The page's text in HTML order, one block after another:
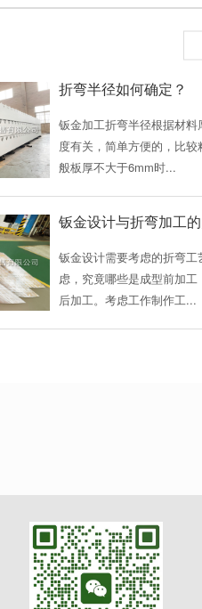
折弯半径如何确定？
钣金加工折弯半径根据材
度有关，简单方便的，比
般板厚不大于6mm时...
钣金设计与折弯加工
钣金设计需要考虑的折弯工
虑，究竟哪些是成型前加
后加工。考虑工作制作工...